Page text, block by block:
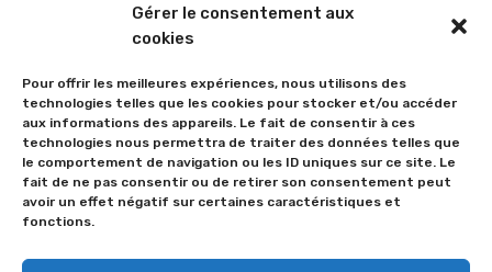
Gérer le consentement aux
cookies
Pour offrir les meilleures expériences, nous utilisons des
technologies telles que les cookies pour stocker et/ou accéder
aux informations des appareils. Le fait de consentir à ces
technologies nous permettra de traiter des données telles que
le comportement de navigation ou les ID uniques sur ce site. Le
fait de ne pas consentir ou de retirer son consentement peut
avoir un effet négatif sur certaines caractéristiques et
fonctions.
Conditions d’accès :
Taille requise : souvent autour de 1,25 m
Compréhension des consignes de
sécurité
Accompagnement facultatif, mais
surveillance recommandée